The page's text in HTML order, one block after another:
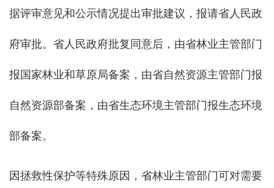
据评审意见和公示情况提出审批建议，报请省人民政
府审批。省人民政府批复同意后，由省林业主管部门
报国家林业和草原局备案，由省自然资源主管部门报
自然资源部备案，由省生态环境主管部门报生态环境
部备案。
因拯救性保护等特殊原因，省林业主管部门可对需要